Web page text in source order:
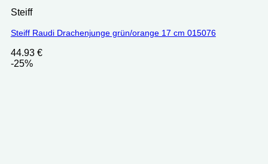
Steiff
Steiff Raudi Drachenjunge grün/orange 17 cm 015076
44.93 €
-25%